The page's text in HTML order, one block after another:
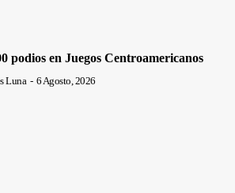
podios en Juegos Centroamericanos
Luna - 6 Agosto, 2026